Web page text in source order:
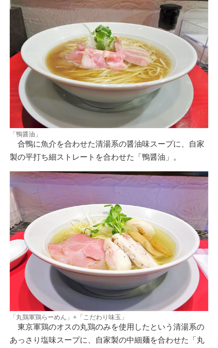
「鴨醤油」
合鴨に魚介を合わせた清湯系の醤油味スープに、自家
製の平打ち細ストレートを合わせた「鴨醤油」。
「丸鶏軍鶏らーめん」+「こだわり味玉」
東京軍鶏のオスの丸鶏のみを使用したという清湯系の
あっさり塩味スープに、自家製の中細麺を合わせた「丸